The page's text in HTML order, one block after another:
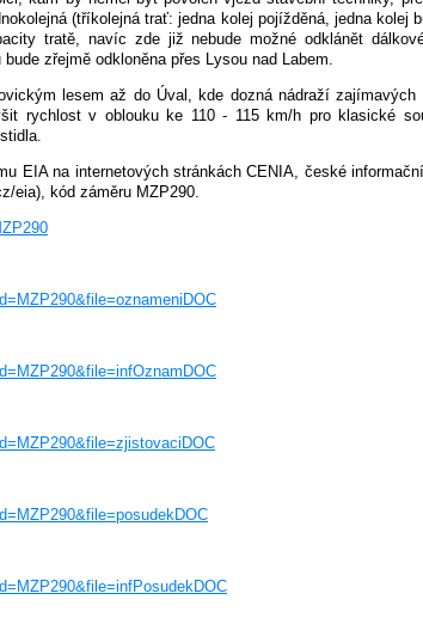
(tříkolejná trať: jedna kolej pojížděná, jedna kolej
tratě, navíc zde již nebude možné odklánět
zřejmě odkloněna přes Lysou nad Labem.
lesem až do Úval, kde dozná nádraží
rychlost v oblouku ke 110 - 115 km/h pro klasické
EIA na internetových stránkách CENIA, české
eia), kód záměru MZP290.